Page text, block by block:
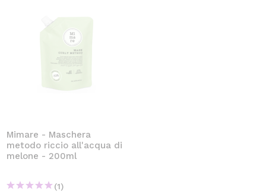
Mimare - Maschera
metodo riccio all'acqua di
melone - 200ml
(1)